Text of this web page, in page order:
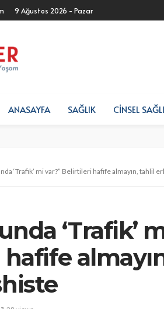
9 Ağustos 2026 - Pazar
ANASAYFA SAĞLIK CINSEL
‘Trafik’ mi var?” Belirtileri hafife almayın, tahlil
‘Trafik’